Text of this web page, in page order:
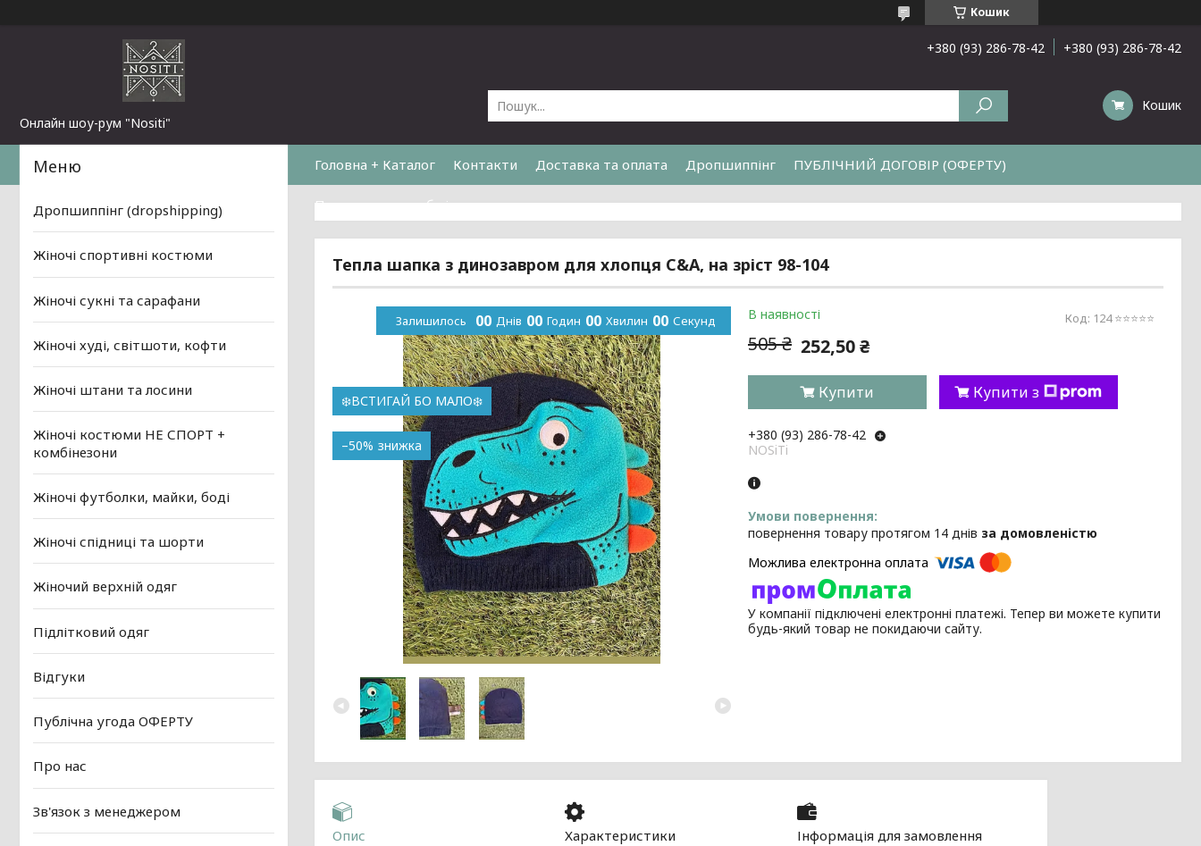
Кошик
Онлайн шоу-рум "Nositi"
+380 (93) 286-78-42 +380 (93) 286-78-42
Кошик
Головна + Каталог Контакти Доставка та оплата Дропшиппінг ПУБЛІЧНИЙ ДОГОВІР (ОФЕРТУ)
Повернення та обмін
Тепла шапка з динозавром для хлопця C&A, на зріст 98-104
❄️ВСТИГАЙ БО МАЛО❄️
–50%
Залишилось 00 Днів 00 Годин 00 Хвилин 00 Секунд В наявності Код: 124 ⭐️⭐️⭐️⭐️⭐️
505 ₴ 252,50 ₴
Купити Купити з
+380 (93) 286-78-42
NOSiTi
повернення товару протягом 14 днів за домовленістю
У компанії підключені електронні платежі. Тепер ви можете купити
будь-який товар не покидаючи сайту.
Опис Характеристики Інформація для замовлення
Дропшиппінг (dropshipping)
Жіночі спортивні костюми
Жіночі сукні та сарафани
Жіночі худі, світшоти, кофти
Жіночі штани та лосини
Жіночі костюми НЕ СПОРТ +
комбінезони
Жіночі футболки, майки, боді
Жіночі спідниці та шорти
Жіночий верхній одяг
Підлітковий одяг
Відгуки
Публічна угода ОФЕРТУ
Про нас
Зв'язок з менеджером